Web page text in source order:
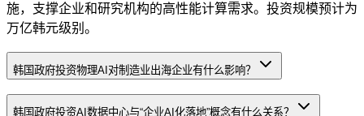
施，支撑企业和研究机构的高性能计算需求。投资规模预计为
万亿韩元级别。
韩国政府投资物理AI对制造业出海企业有什么影响？
韩国政府投资AI数据中心与“企业AI化落地”概念有什么关系？